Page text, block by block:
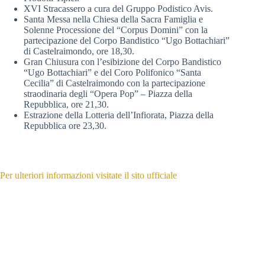
XVI Stracassero a cura del Gruppo Podistico Avis.
Santa Messa nella Chiesa della Sacra Famiglia e
Solenne Processione del “Corpus Domini” con la
partecipazione del Corpo Bandistico “Ugo Bottachiari”
di Castelraimondo, ore 18,30.
Gran Chiusura con l’esibizione del Corpo Bandistico
“Ugo Bottachiari” e del Coro Polifonico “Santa
Cecilia” di Castelraimondo con la partecipazione
straodinaria degli “Opera Pop” – Piazza della
Repubblica, ore 21,30.
Estrazione della Lotteria dell’Infiorata, Piazza della
Repubblica ore 23,30.
Per ulteriori informazioni visitate il sito ufficiale